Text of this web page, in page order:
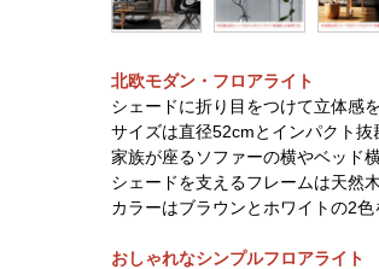
北欧モダン・フロアライト
シェードに折り目をつけて立体感
サイズは直径52cmとインパクト抜
家族が座るソファーの横やベッド
シェードを支えるフレームは天然
カラーはブラウンとホワイトの2
おしゃれなシンプルフロアライト